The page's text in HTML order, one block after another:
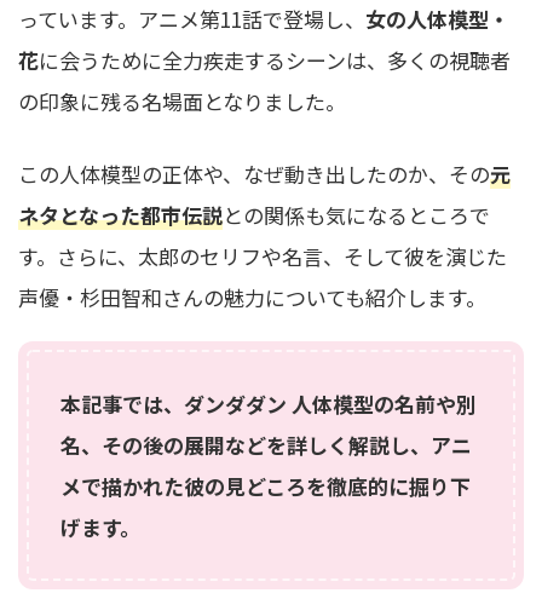
っています。アニメ第11話で登場し、 女の人体模型・
花に会うために全力疾走するシーンは、多くの視聴者
の印象に残る名場面となりました。
この人体模型の正体や、なぜ動き出したのか、その元
ネタとなった都市伝説との関係も気になるところで
す。さらに、太郎のセリフや名言、そして彼を演じた
声優・杉田智和さんの魅力についても紹介します。
本記事では、ダンダダン 人体模型の名前や別
名、その後の展開などを詳しく解説し、アニ
メで描かれた彼の見どころを徹底的に掘り下
げます。